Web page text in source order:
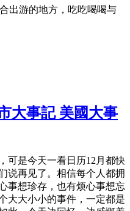
出游的地方，吃吃喝喝与
大事記 美國大事
可是今天一看日历12月都快
说再见了。相信每个人都拥
事想珍存，也有烦心事想忘
大大小小的事件，一定都是